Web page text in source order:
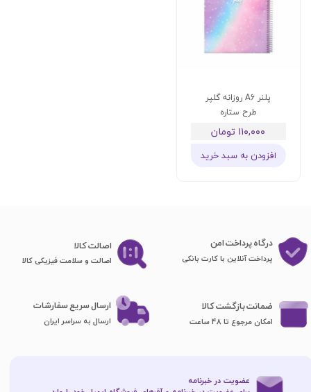
پلنر A6 روزانه گلپر
طرح ستاره
۱۱۰,۰۰۰ تومان
افزودن به سبد خرید
درگاه پرداخت امن
پرداخت آنلاین با کارت بانکی
اصا​​​​​​​لت کالا
اصالت و سلامت فیزیکی کالا
ضمانت بازگشت کالا
امکان مرجوع تا 48 ساعت
ارسال سریع سفارشات
ارسال به سراسر ایران
عضویت در خبرنامه